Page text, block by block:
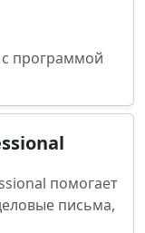
программой
помогает
письма,